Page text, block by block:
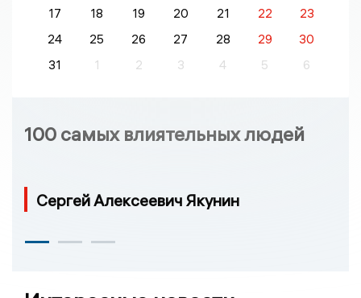
17
18 19 20 21 22
23
24
25 26 27 28 29
30
31
1 2 3 4 5 6
100 самых влиятельных людей
Сергей Алексеевич Якунин